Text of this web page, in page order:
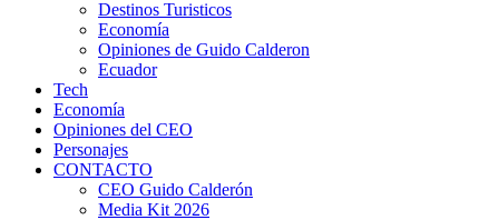
Destinos Turisticos
Economía
Opiniones de Guido Calderon
Ecuador
Tech
Economía
Opiniones del CEO
Personajes
CONTACTO
CEO Guido Calderón
Media Kit 2026